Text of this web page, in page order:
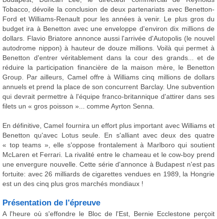
Tobacco, dévoile la conclusion de deux partenariats avec Benetton-
Ford et Williams-Renault pour les années à venir. Le plus gros du
budget ira à Benetton avec une enveloppe d'environ dix millions de
dollars. Flavio Briatore annonce aussi l'arrivée d'Autopolis (le nouvel
autodrome nippon) à hauteur de douze millions. Voilà qui permet à
Benetton d'entrer véritablement dans la cour des grands... et de
réduire la participation financière de la maison mère, le Benetton
Group. Par ailleurs, Camel offre à Williams cinq millions de dollars
annuels et prend la place de son concurrent Barclay. Une subvention
qui devrait permettre à l'équipe franco-britannique d'attirer dans ses
filets un « gros poisson »... comme Ayrton Senna.
En définitive, Camel fournira un effort plus important avec Williams et
Benetton qu'avec Lotus seule. En s'alliant avec deux des quatre
« top teams », elle s'oppose frontalement à Marlboro qui soutient
McLaren et Ferrari. La rivalité entre le chameau et le cow-boy prend
une envergure nouvelle. Cette série d'annonce à Budapest n'est pas
fortuite: avec 26 milliards de cigarettes vendues en 1989, la Hongrie
est un des cinq plus gros marchés mondiaux !
Présentation de l'épreuve
A l'heure où s'effondre le Bloc de l'Est, Bernie Ecclestone perçoit